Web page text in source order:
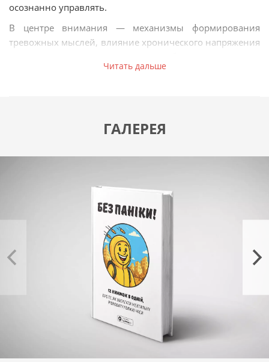
осознанно управлять.
В центре внимания — механизмы формирования
тревожных мыслей, влияние хронического напряжения
внутренней стабильности. Авторы мировых
развивать стрессоустойчивость;
формировать здоровые реакции на кризисные
преодолевать профессиональное выгорание;
принимать решения без чрезмерных сомнений;
восстанавливать ресурсность и энергию.
Сборник станет опорой для людей, которые живут в
состоянии постоянного напряжения, берут на себя
чрезмерную ответственность или стремятся научиться
мыслить спокойнее и системнее.
В издание вошли саммари:
«Триумф опыта. Истории участников
Читать дальше
ГАЛЕРЕЯ